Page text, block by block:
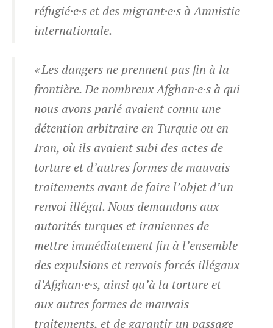
réfugié·e·s et des migrant·e·s à Amnistie
internationale.
« Les dangers ne prennent pas fin à la
frontière. De nombreux Afghan·e·s à qui
nous avons parlé avaient connu une
détention arbitraire en Turquie ou en
Iran, où ils avaient subi des actes de
torture et d’autres formes de mauvais
traitements avant de faire l’objet d’un
renvoi illégal. Nous demandons aux
autorités turques et iraniennes de
mettre immédiatement fin à l’ensemble
des expulsions et renvois forcés illégaux
d’Afghan·e·s, ainsi qu’à la torture et
aux autres formes de mauvais
traitements, et de garantir un passage